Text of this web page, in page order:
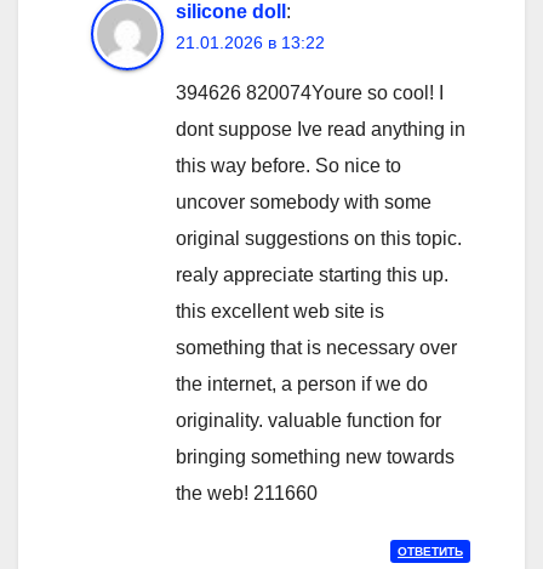
silicone doll :
21.01.2026 в 13:22
394626 820074Youre so cool! I
dont suppose Ive read anything in
this way before. So nice to
uncover somebody with some
original suggestions on this topic.
realy appreciate starting this up.
this excellent web site is
something that is necessary over
the internet, a person if we do
originality. valuable function for
bringing something new towards
the web! 211660
ОТВЕТИТЬ